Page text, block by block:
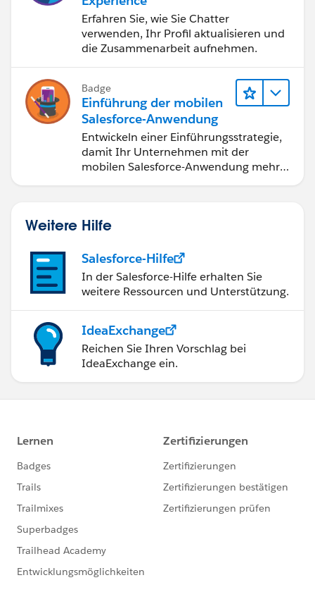
Erfahren Sie, wie Sie Chatter
verwenden, Ihr Profil aktualisieren und
die Zusammenarbeit aufnehmen.
Badge
Einführung der mobilen
Salesforce-Anwendung
Entwickeln einer Einführungsstrategie,
damit Ihr Unternehmen mit der
mobilen Salesforce-Anwendung mehr
Weitere Hilfe
Salesforce-Hilfe
In der Salesforce-Hilfe erhalten Sie
weitere Ressourcen und Unterstützung.
IdeaExchange
Reichen Sie Ihren Vorschlag bei
IdeaExchange ein.